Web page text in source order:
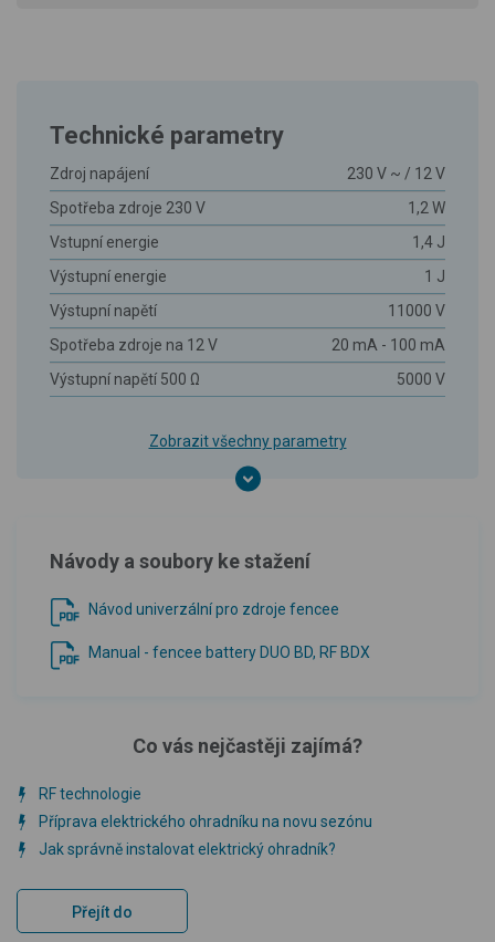
Technické parametry
Zdroj napájení
230 V ~ / 12 V
Spotřeba zdroje 230 V
1,2 W
Vstupní energie
1,4 J
Výstupní energie
1 J
Výstupní napětí
11000 V
Spotřeba zdroje na 12 V
20 mA - 100 mA
Výstupní napětí 500 Ω
5000 V
Zobrazit všechny parametry
Návody a soubory ke stažení
Návod univerzální pro zdroje fencee
Manual - fencee battery DUO BD, RF BDX
Co vás nejčastěji zajímá?
RF technologie
Příprava elektrického ohradníku na novu sezónu
Jak správně instalovat elektrický ohradník?
Přejít do